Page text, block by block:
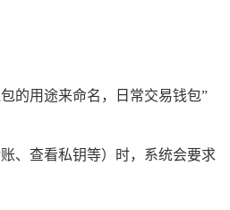
的用途来命名，日常交易钱包”
、查看私钥等）时，系统会要求